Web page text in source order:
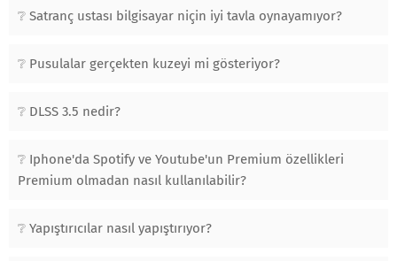
Satranç ustası bilgisayar niçin iyi tavla oynayamıyor?
Pusulalar gerçekten kuzeyi mi gösteriyor?
DLSS 3.5 nedir?
Iphone'da Spotify ve Youtube'un Premium özellikleri
Premium olmadan nasıl kullanılabilir?
Yapıştırıcılar nasıl yapıştırıyor?